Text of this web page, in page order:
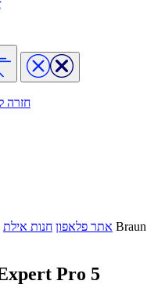
חזרה
אתר פלאפון חנות אילת